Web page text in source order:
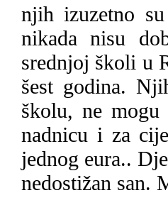
njih izuzetno
nikada nisu
srednjoj školi u
šest godina.
školu, ne
nadnicu i za
jednog eura..
nedostižan san.